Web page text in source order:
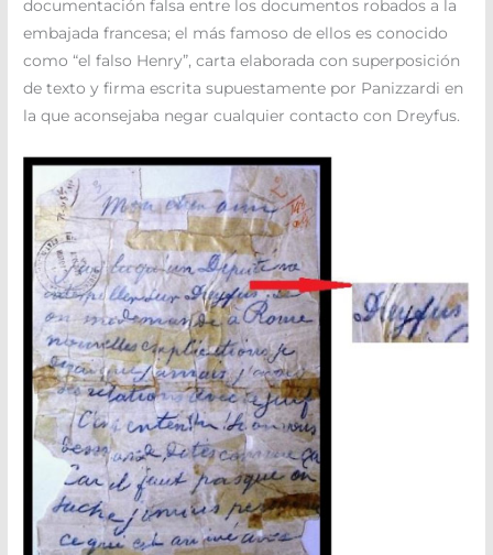
documentación falsa entre los documentos robados a la
embajada francesa; el más famoso de ellos es conocido
como “el falso Henry”, carta elaborada con superposición
de texto y firma escrita supuestamente por Panizzardi en
la que aconsejaba negar cualquier contacto con Dreyfus.